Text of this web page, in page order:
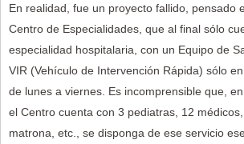
En realidad, fue un proyecto fallido, pensado
Centro de Especialidades, que al final sólo
especialidad hospitalaria, con un Equipo de
VIR (Vehículo de Intervención Rápida) sólo
de lunes a viernes. Es incomprensible que,
el Centro cuenta con 3 pediatras, 12
matrona, etc., se disponga de ese servicio